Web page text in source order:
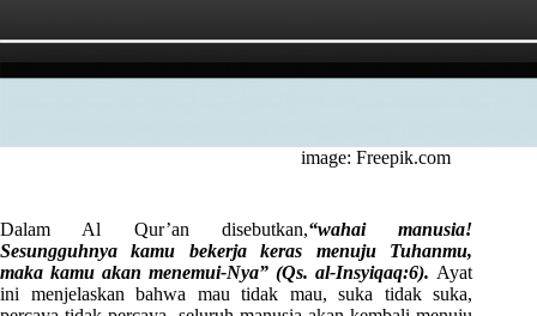
image: Freepik.com
Dalam Al Qur’an disebutkan,“wahai manusia!
Sesungguhnya kamu bekerja keras menuju Tuhanmu,
maka kamu akan menemui-Nya” (Qs. al-Insyiqaq:6). Ayat
ini menjelaskan bahwa mau tidak mau, suka tidak suka,